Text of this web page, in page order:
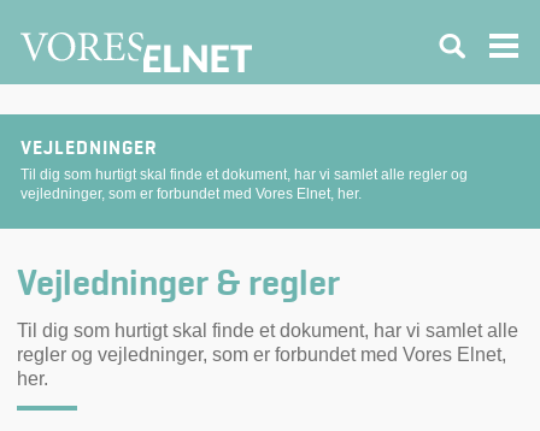
VEJLEDNINGER
Til dig som hurtigt skal finde et dokument, har vi samlet alle regler og
vejledninger, som er forbundet med Vores Elnet, her.
Vejledninger & regler
Til dig som hurtigt skal finde et dokument, har vi samlet alle
regler og vejledninger, som er forbundet med Vores Elnet,
her.